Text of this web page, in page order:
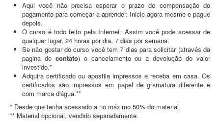
Aqui você não precisa esperar o prazo de compensação do
pagamento para começar a aprender. Inicie agora mesmo e pague
depois.
O curso é todo feito pela Internet. Assim você pode acessar de
qualquer lugar, 24 horas por dia, 7 dias por semana.
Se não gostar do curso você tem 7 dias para solicitar (através da
pagina de contato) o cancelamento ou a devolução do valor
investido.*
Adquira certificado ou apostila impressos e receba em casa. Os
certificados são impressos em papel de gramatura diferente e
com marca d'água.**
* Desde que tenha acessado a no máximo 50% do material.
** Material opcional, vendido separadamente.